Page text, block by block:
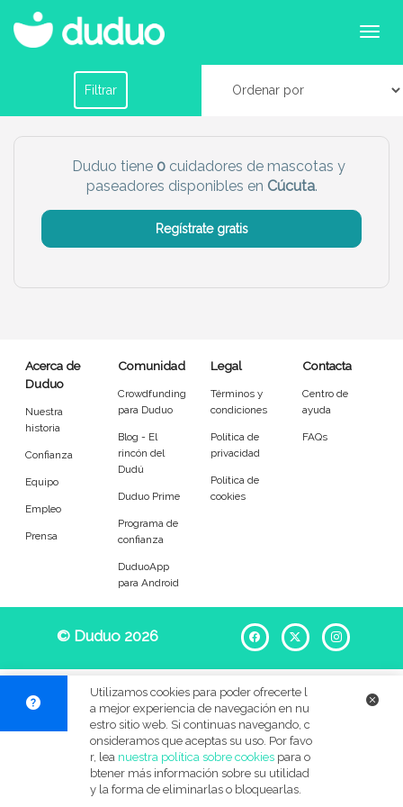
Cuidadores de mascotas en Cúcuta
Filtrar
Filtrar por horario
Chico Chica
Más servicio del dudú
Limpieza Manitas
Entrenador Asistente
Tipo de atención
En casa del cuidador
Visitas diarias / comidas
Alojamiento de mascotas
Tamaño de mi mascota
Grandes (18-45kg) Gigantes (45+kg)
Idiomas del dudú
Duduo tiene 0cuidadores de mascotas y
paseadores disponibles en Cúcuta.
Regístrate gratis
Acerca de
Duduo
Nuestra
historia
Confianza
Equipo
Empleo
Prensa
Comunidad
Crowdfunding
para Duduo
Blog - El
rincón del
Dudú
Duduo Prime
Programa de
confianza
DuduoApp
para Android
Legal
Términos y
condiciones
Política de
privacidad
Política de
cookies
Contacta
Centro de
ayuda
FAQs
© Duduo 2026 Facebook
X
Utilizamos cookies para poder ofrecerte l
a mejor experiencia de navegación en nu
estro sitio web. Si continuas navegando, c
onsideramos que aceptas su uso. Por favo
r, lea nuestra política sobre cookiespara o
btener más información sobre su utilidad
y la forma de eliminarlas o bloquearlas.